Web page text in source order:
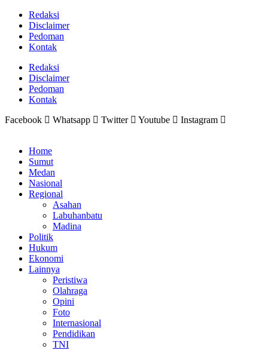
Lewati
konten
Redaksi
Disclaimer
Pedoman
Kontak
Redaksi
Disclaimer
Pedoman
Kontak
Facebook
Whatsapp Twitter Youtube Instagram
Home
Sumut
Medan
Nasional
Regional
Asahan
Labuhanbatu
Madina
Politik
Hukum
Ekonomi
Lainnya
Peristiwa
Olahraga
Opini
Foto
Internasional
Pendidikan
TNI